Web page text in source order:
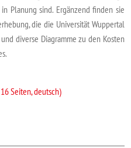
Planung sind. Ergänzend finden sie
die die Universität Wuppertal
diverse Diagramme zu den Kosten
Seiten, deutsch)